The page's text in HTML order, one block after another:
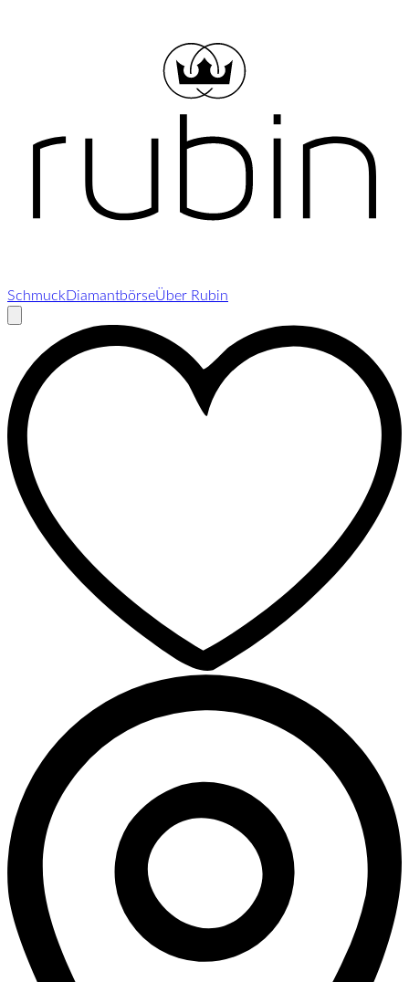
SchmuckDiamantbörseÜber Rubin